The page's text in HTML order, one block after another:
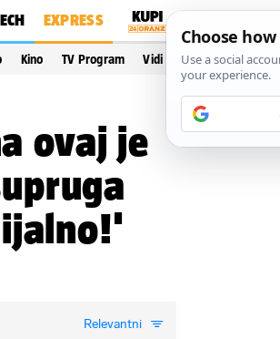
EXPRESS
Kino TV Program Vidi još…
ovaj je
Relevantni